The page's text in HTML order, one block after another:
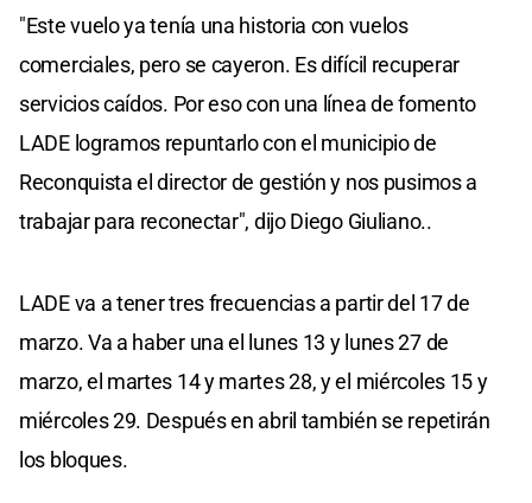
"Este vuelo ya tenía una historia con vuelos
comerciales, pero se cayeron. Es difícil recuperar
servicios caídos. Por eso con una línea de fomento
LADE logramos repuntarlo con el municipio de
Reconquista el director de gestión y nos pusimos a
trabajar para reconectar", dijo Diego Giuliano..
LADE va a tener tres frecuencias a partir del 17 de
marzo. Va a haber una el lunes 13 y lunes 27 de
marzo, el martes 14 y martes 28, y el miércoles 15 y
miércoles 29. Después en abril también se repetirán
los bloques.